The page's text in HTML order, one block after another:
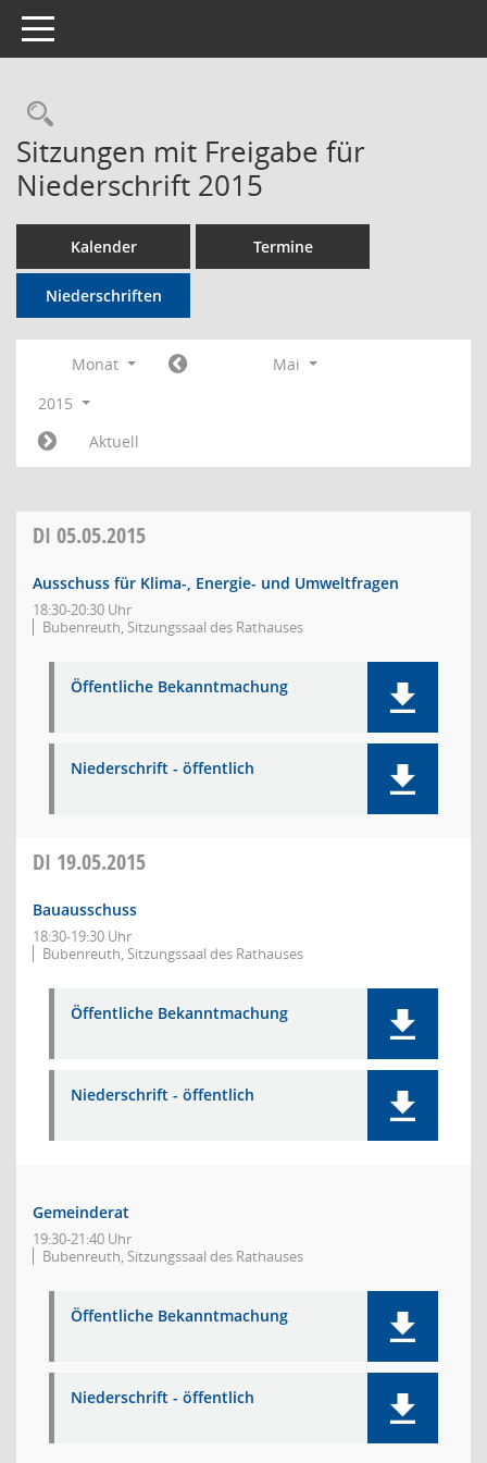
Toggle navigation
Rechercheauswahl
Sitzungen mit Freigabe für
Niederschrift 2015
Kalender Termine
Niederschriften
Monat
Mai
2015
Aktuell
DI 05.05.2015
Ausschuss für Klima-, Energie- und Umweltfragen
18:30-20:30 Uhr
Bubenreuth, Sitzungssaal des Rathauses
Öffentliche Bekanntmachung
Niederschrift - öffentlich
DI 19.05.2015
Bauausschuss
18:30-19:30 Uhr
Bubenreuth, Sitzungssaal des Rathauses
Öffentliche Bekanntmachung
Niederschrift - öffentlich
Gemeinderat
19:30-21:40 Uhr
Bubenreuth, Sitzungssaal des Rathauses
Öffentliche Bekanntmachung
Niederschrift - öffentlich